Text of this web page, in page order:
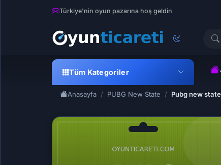
Türkiye'nin oyun pazarına hoş geldin
Tüm Kategoriler
Anasayfa PUBG New State Pubg new